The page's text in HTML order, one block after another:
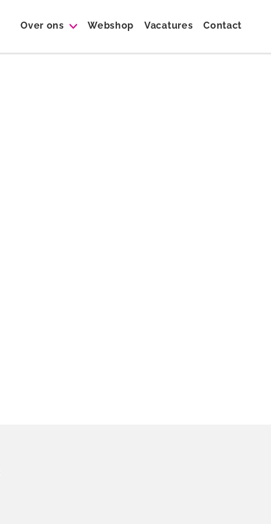
Over ons Webshop Vacatures Contact